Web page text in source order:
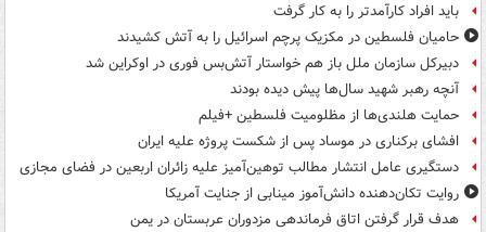
باید افراد کارآمدتر را به کار گرفت
حامیان فلسطین در مکزیک پرچم اسرائیل را به آتش کشیدند
دبیرکل سازمان ملل باز هم خواستار آتش‌بس فوری در اوکراین شد
آنچه رهبر شهید سال‌ها پیش دیده بودند
حمایت هلندی‌ها از مظلومیت فلسطین +فیلم
افشای برکناری در موساد پس از شکست پروژه علیه ایران
دستگیری عامل انتشار مطالب توهین‌آمیز علیه زائران اربعین در فضای مجازی
روایت تکان‌دهنده دانش‌آموز مینابی از جنایت آمریکا
هدف قرار گرفتن اتاق‌ فرماندهی مزدوران عربستان در یمن